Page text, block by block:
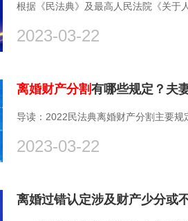
根据《民法典》及最高人民法院《关于
2023-03-22
离婚财产分割有哪些规定？夫
导读：2022民法典离婚财产分割主要
2023-03-22